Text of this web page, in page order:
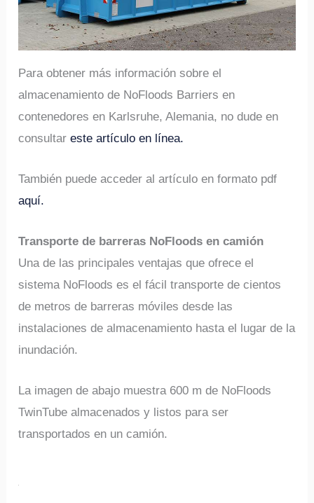
Para obtener más información sobre el
almacenamiento de NoFloods Barriers en
contenedores en Karlsruhe, Alemania, no dude en
consultareste artículo en línea.
También puede acceder al artículo en formato pdf
aquí.
Transporte de barreras NoFloods en camión
Una de las principales ventajas que ofrece el
sistema NoFloods es el fácil transporte de cientos
de metros de barreras móviles desde las
instalaciones de almacenamiento hasta el lugar de la
inundación.
La imagen de abajo muestra 600 m de NoFloods
TwinTube almacenados y listos para ser
transportados en un camión.